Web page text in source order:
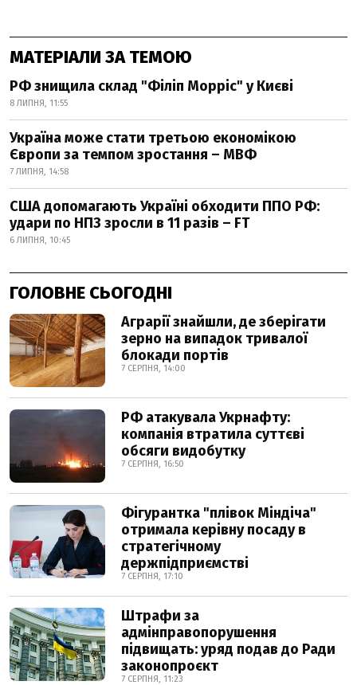
МАТЕРІАЛИ ЗА ТЕМОЮ
РФ знищила склад "Філіп Морріс" у Києві
8 ЛИПНЯ, 11:55
Україна може стати третьою економікою
Європи за темпом зростання – МВФ
7 ЛИПНЯ, 14:58
США допомагають Україні обходити ППО РФ:
удари по НПЗ зросли в 11 разів – FT
6 ЛИПНЯ, 10:45
ГОЛОВНЕ СЬОГОДНІ
Аграрії знайшли, де зберігати
зерно на випадок тривалої
блокади портів
7 СЕРПНЯ, 14:00
РФ атакувала Укрнафту:
компанія втратила суттєві
обсяги видобутку
7 СЕРПНЯ, 16:50
Фігурантка "плівок Міндіча"
отримала керівну посаду в
стратегічному
держпідприємстві
7 СЕРПНЯ, 17:10
Штрафи за
адмінправопорушення
підвищать: уряд подав до Ради
законопроєкт
7 СЕРПНЯ, 11:23